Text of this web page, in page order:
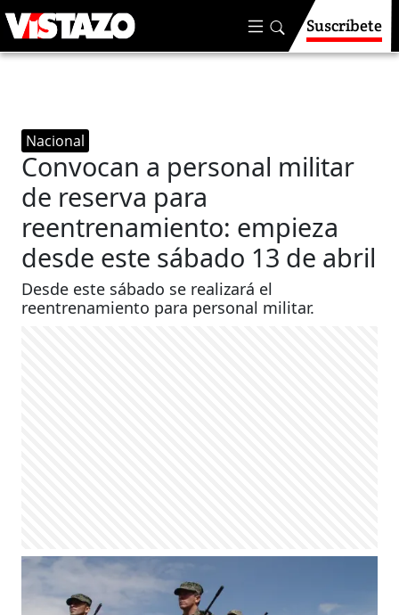
Suscríbete
Nacional
Convocan a personal militar
de reserva para
reentrenamiento: empieza
desde este sábado 13 de abril
Desde este sábado se realizará el
reentrenamiento para personal militar.